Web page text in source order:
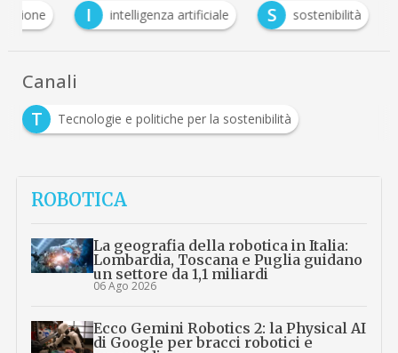
I intelligenza artificiale S sostenibilità
Canali
T
Tecnologie e politiche per la sostenibilità
ROBOTICA
La geografia della robotica in Italia:
Lombardia, Toscana e Puglia guidano
un settore da 1,1 miliardi
06 Ago 2026
Ecco Gemini Robotics 2: la Physical AI
di Google per bracci robotici e